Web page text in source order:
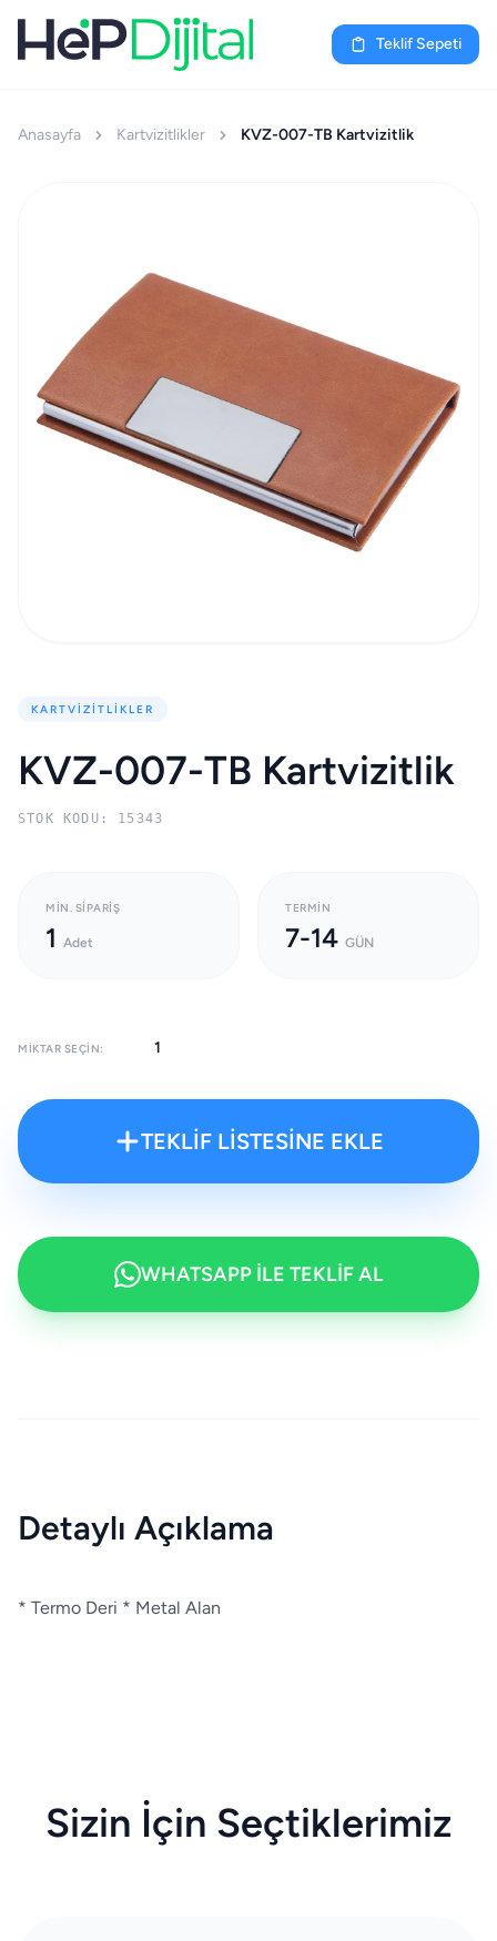
Teklif Sepeti
Anasayfa Kartvizitlikler KVZ-007-TB Kartvizitlik
KARTVIZITLIKLER
KVZ-007-TB Kartvizitlik
STOK KODU: 15343
MIN. SIPARIŞ
1 Adet
TERMIN
7-14 GÜN
MIKTAR SEÇIN:
TEKLİF LİSTESİNE EKLE
WHATSAPP İLE TEKLİF AL
Detaylı Açıklama
* Termo Deri * Metal Alan
Sizin İçin Seçtiklerimiz